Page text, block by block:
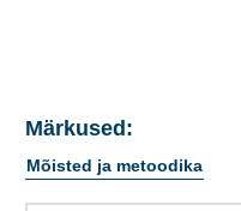
Märkused:
Mõisted ja metoodika